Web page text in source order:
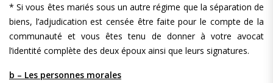
* Si vous êtes mariés sous un autre régime que la séparation de
biens, l’adjudication est censée être faite pour le compte de la
communauté et vous êtes tenu de donner à votre avocat
l’identité complète des deux époux ainsi que leurs signatures.
b – Les personnes morales